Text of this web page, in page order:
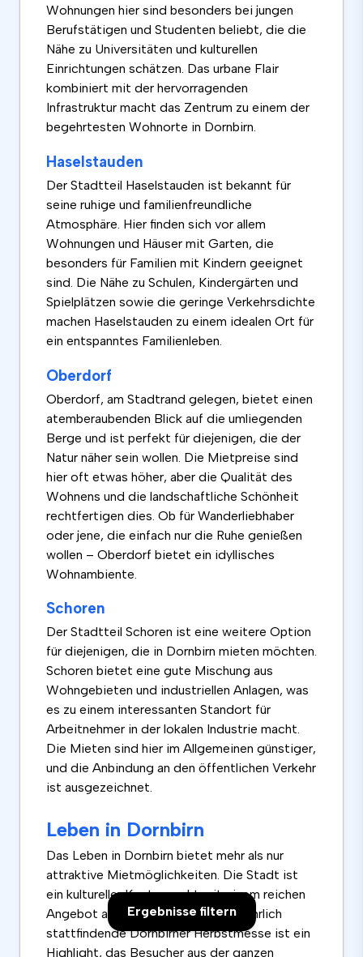
Ergebnisse filtern
Wohnungen hier sind besonders bei jungen
Berufstätigen und Studenten beliebt, die die
Nähe zu Universitäten und kulturellen
Einrichtungen schätzen. Das urbane Flair
kombiniert mit der hervorragenden
Infrastruktur macht das Zentrum zu einem der
begehrtesten Wohnorte in Dornbirn.
Haselstauden
Der Stadtteil Haselstauden ist bekannt für
seine ruhige und familienfreundliche
Atmosphäre. Hier finden sich vor allem
Wohnungen und Häuser mit Garten, die
besonders für Familien mit Kindern geeignet
sind. Die Nähe zu Schulen, Kindergärten und
Spielplätzen sowie die geringe Verkehrsdichte
machen Haselstauden zu einem idealen Ort für
ein entspanntes Familienleben.
Oberdorf
Oberdorf, am Stadtrand gelegen, bietet einen
atemberaubenden Blick auf die umliegenden
Berge und ist perfekt für diejenigen, die der
Natur näher sein wollen. Die Mietpreise sind
hier oft etwas höher, aber die Qualität des
Wohnens und die landschaftliche Schönheit
rechtfertigen dies. Ob für Wanderliebhaber
oder jene, die einfach nur die Ruhe genießen
wollen – Oberdorf bietet ein idyllisches
Wohnambiente.
Schoren
Der Stadtteil Schoren ist eine weitere Option
für diejenigen, die in Dornbirn mieten möchten.
Schoren bietet eine gute Mischung aus
Wohngebieten und industriellen Anlagen, was
es zu einem interessanten Standort für
Arbeitnehmer in der lokalen Industrie macht.
Die Mieten sind hier im Allgemeinen günstiger,
und die Anbindung an den öffentlichen Verkehr
ist ausgezeichnet.
Leben in Dornbirn
Das Leben in Dornbirn bietet mehr als nur
attraktive Mietmöglichkeiten. Die Stadt ist
ein kultureller Knotenpunkt mit einem reichen
Angebot an Kunst und Kultur. Das jährlich
stattfindende Dornbirner Herbstmesse ist ein
Highlight, das Besucher aus der ganzen